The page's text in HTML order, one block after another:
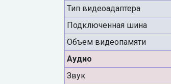
Тип видеоадаптера
Подключенная шина
Объем видеопамяти
Аудио
Звук